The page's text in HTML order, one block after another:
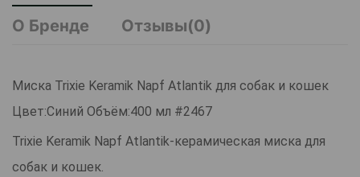
О Бренде
Отзывы(0)
Миска Trixie Keramik Napf Atlantik для собак и кошек
Цвет:Синий Объём:400 мл #2467
Trixie Keramik Napf Atlantik-керамическая миска для
собак и кошек.